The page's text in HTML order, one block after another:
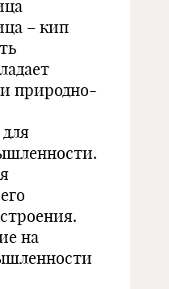
– кип
природно-
на